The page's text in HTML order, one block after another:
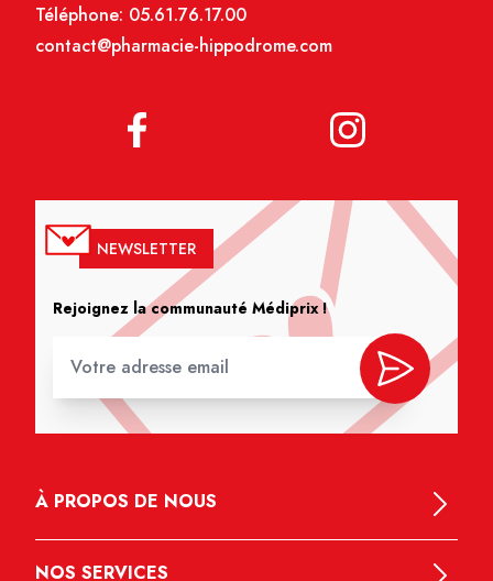
Téléphone: 05.61.76.17.00
contact@pharmacie-hippodrome.com
NEWSLETTER
Rejoignez la communauté Médiprix !
À PROPOS DE NOUS
NOS SERVICES